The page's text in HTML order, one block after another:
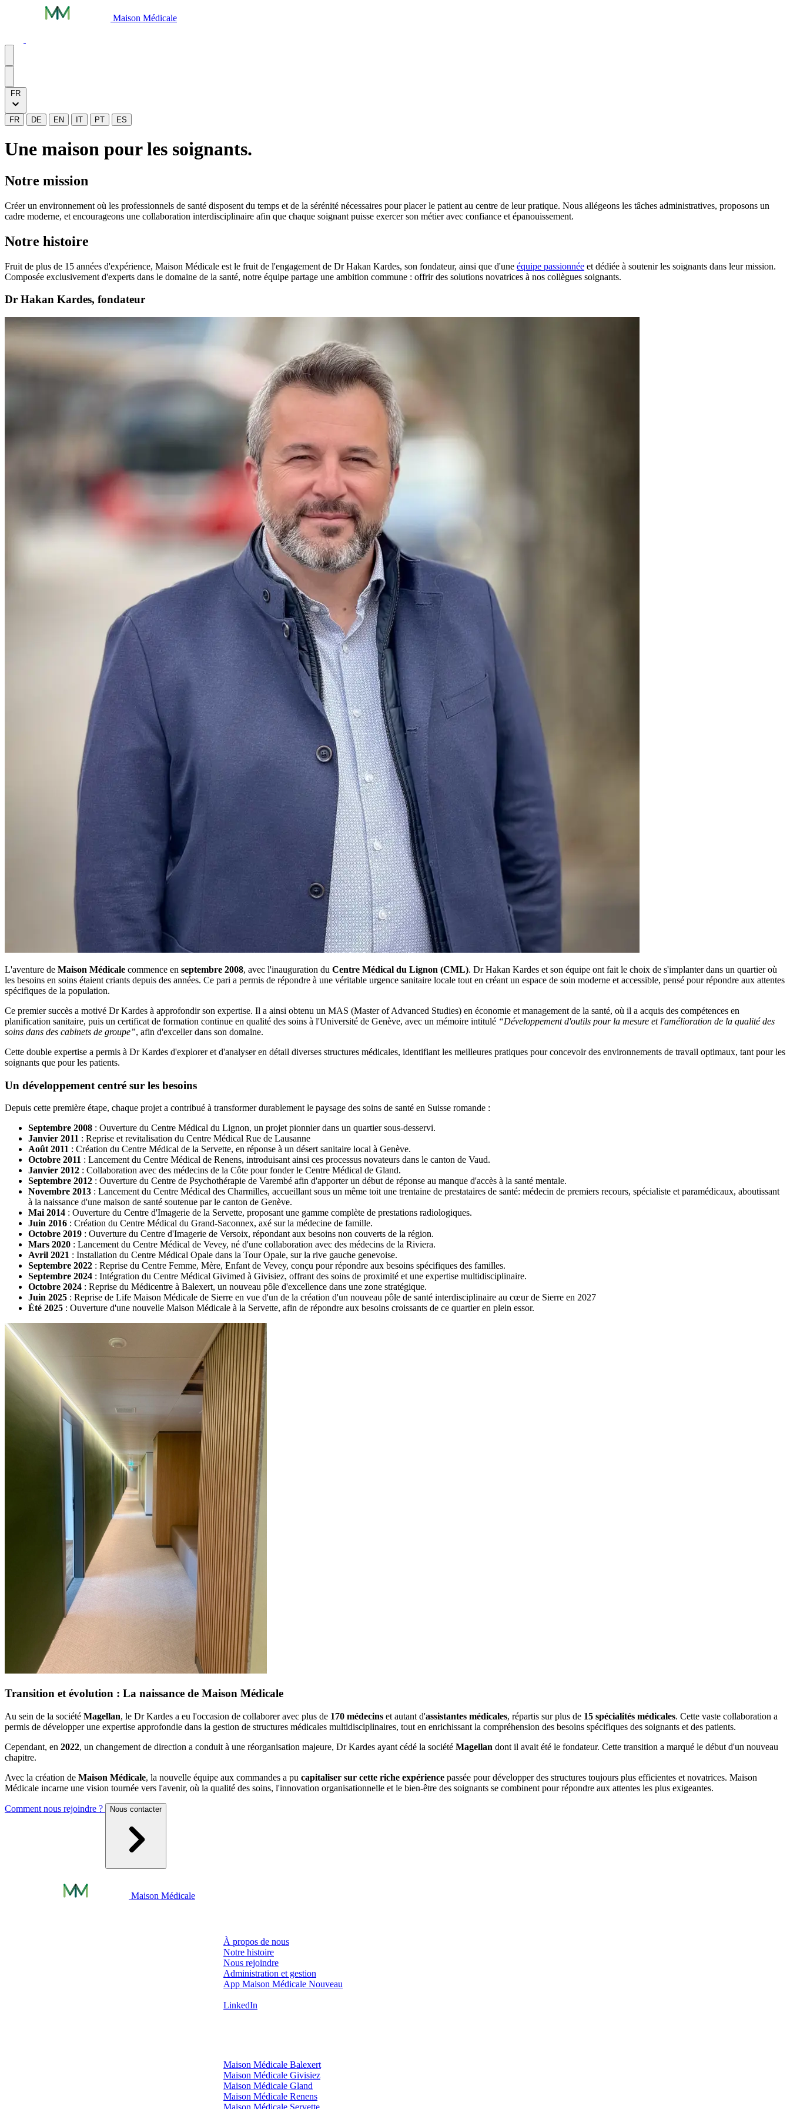
Maison Médicale
FR
FR DE EN IT PT ES
Une maison pour les soignants.
Notre mission
Créer un environnement où les professionnels de santé disposent du temps et de la sérénité nécessaires pour placer le patient au centre de leur pratique. Nous allégeons les tâches administratives, proposons un
cadre moderne, et encourageons une collaboration interdisciplinaire afin que chaque soignant puisse exercer son métier avec confiance et épanouissement.
Notre histoire
Fruit de plus de 15 années d'expérience, Maison Médicale est le fruit de l'engagement de Dr Hakan Kardes, son fondateur, ainsi que d'une équipe passionnée et dédiée à soutenir les soignants dans leur mission.
Composée exclusivement d'experts dans le domaine de la santé, notre équipe partage une ambition commune : offrir des solutions novatrices à nos collègues soignants.
Dr Hakan Kardes, fondateur
L'aventure de Maison Médicale commence en septembre 2008, avec l'inauguration du Centre Médical du Lignon (CML). Dr Hakan Kardes et son équipe ont fait le choix de s'implanter dans un quartier où
les besoins en soins étaient criants depuis des années. Ce pari a permis de répondre à une véritable urgence sanitaire locale tout en créant un espace de soin moderne et accessible, pensé pour répondre aux attentes
spécifiques de la population.
Ce premier succès a motivé Dr Kardes à approfondir son expertise. Il a ainsi obtenu un MAS (Master of Advanced Studies) en économie et management de la santé, où il a acquis des compétences en
planification sanitaire, puis un certificat de formation continue en qualité des soins à l'Université de Genève, avec un mémoire intitulé “Développement d'outils pour la mesure et l'amélioration de la qualité des
soins dans des cabinets de groupe”, afin d'exceller dans son domaine.
Cette double expertise a permis à Dr Kardes d'explorer et d'analyser en détail diverses structures médicales, identifiant les meilleures pratiques pour concevoir des environnements de travail optimaux, tant pour les
soignants que pour les patients.
Un développement centré sur les besoins
Depuis cette première étape, chaque projet a contribué à transformer durablement le paysage des soins de santé en Suisse romande :
Septembre 2008 : Ouverture du Centre Médical du Lignon, un projet pionnier dans un quartier sous-desservi.
Janvier 2011 : Reprise et revitalisation du Centre Médical Rue de Lausanne
Août 2011 : Création du Centre Médical de la Servette, en réponse à un désert sanitaire local à Genève.
Octobre 2011 : Lancement du Centre Médical de Renens, introduisant ainsi ces processus novateurs dans le canton de Vaud.
Janvier 2012 : Collaboration avec des médecins de la Côte pour fonder le Centre Médical de Gland.
Septembre 2012 : Ouverture du Centre de Psychothérapie de Varembé afin d'apporter un début de réponse au manque d'accès à la santé mentale.
Novembre 2013 : Lancement du Centre Médical des Charmilles, accueillant sous un même toit une trentaine de prestataires de santé: médecin de premiers recours, spécialiste et paramédicaux, aboutissant
à la naissance d'une maison de santé soutenue par le canton de Genève.
Mai 2014 : Ouverture du Centre d'Imagerie de la Servette, proposant une gamme complète de prestations radiologiques.
Juin 2016 : Création du Centre Médical du Grand-Saconnex, axé sur la médecine de famille.
Octobre 2019 : Ouverture du Centre d'Imagerie de Versoix, répondant aux besoins non couverts de la région.
Mars 2020 : Lancement du Centre Médical de Vevey, né d'une collaboration avec des médecins de la Riviera.
Avril 2021 : Installation du Centre Médical Opale dans la Tour Opale, sur la rive gauche genevoise.
Septembre 2022 : Reprise du Centre Femme, Mère, Enfant de Vevey, conçu pour répondre aux besoins spécifiques des familles.
Septembre 2024 : Intégration du Centre Médical Givimed à Givisiez, offrant des soins de proximité et une expertise multidisciplinaire.
Octobre 2024 : Reprise du Médicentre à Balexert, un nouveau pôle d'excellence dans une zone stratégique.
Juin 2025 : Reprise de Life Maison Médicale de Sierre en vue d'un de la création d'un nouveau pôle de santé interdisciplinaire au cœur de Sierre en 2027
Été 2025 : Ouverture d'une nouvelle Maison Médicale à la Servette, afin de répondre aux besoins croissants de ce quartier en plein essor.
Transition et évolution : La naissance de Maison Médicale
Au sein de la société Magellan, le Dr Kardes a eu l'occasion de collaborer avec plus de 170 médecins et autant d'assistantes médicales, répartis sur plus de 15 spécialités médicales. Cette vaste collaboration a
permis de développer une expertise approfondie dans la gestion de structures médicales multidisciplinaires, tout en enrichissant la compréhension des besoins spécifiques des soignants et des patients.
Cependant, en 2022, un changement de direction a conduit à une réorganisation majeure, Dr Kardes ayant cédé la société Magellan dont il avait été le fondateur. Cette transition a marqué le début d'un nouveau
chapitre.
Avec la création de Maison Médicale, la nouvelle équipe aux commandes a pu capitaliser sur cette riche expérience passée pour développer des structures toujours plus efficientes et novatrices. Maison
Médicale incarne une vision tournée vers l'avenir, où la qualité des soins, l'innovation organisationnelle et le bien-être des soignants se combinent pour répondre aux attentes les plus exigeantes.
Comment nous rejoindre ? Nous contacter
Maison Médicale
À propos de nous
Notre histoire
Nous rejoindre
Administration et gestion
App Maison Médicale Nouveau
LinkedIn
Maison Médicale Balexert
Maison Médicale Givisiez
Maison Médicale Gland
Maison Médicale Renens
Maison Médicale Servette